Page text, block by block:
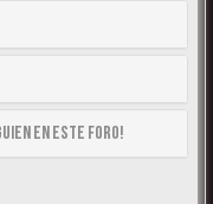
en este foro!